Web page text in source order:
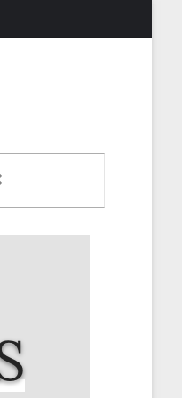
Nasumični članak